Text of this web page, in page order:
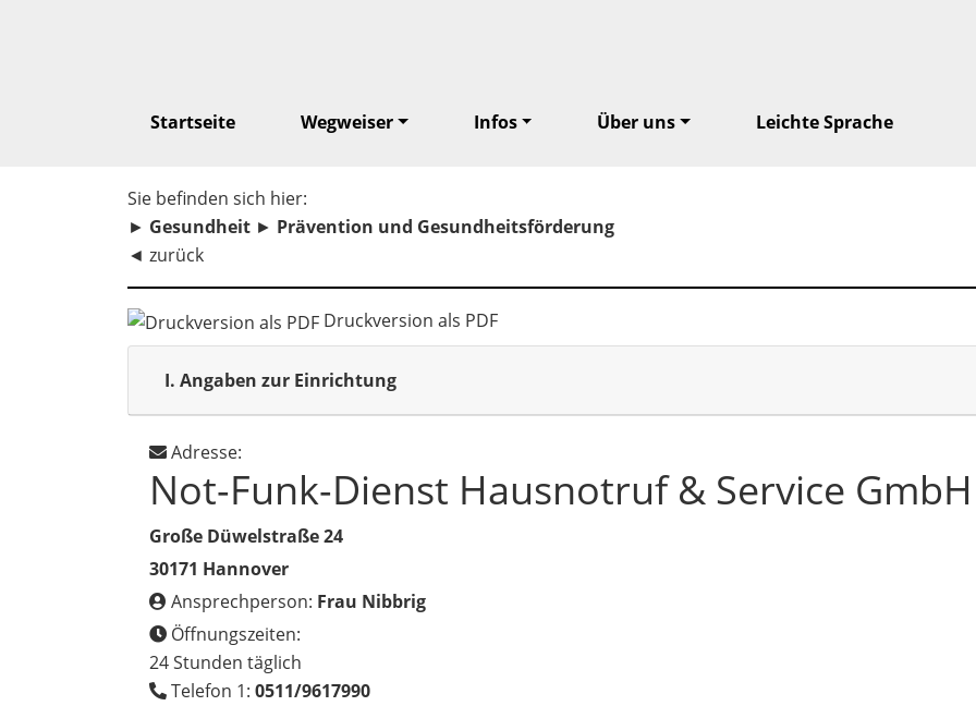
Startseite Wegweiser Infos Über uns Leichte Sprache
Sie befinden sich hier:
► Gesundheit ► Prävention und Gesundheitsförderung
◄ zurück
Druckversion als PDF
I. Angaben zur Einrichtung
Adresse:
Not-Funk-Dienst Hausnotruf & Service GmbH
Große Düwelstraße 24
30171 Hannover
Ansprechperson: Frau Nibbrig
Öffnungszeiten:
24 Stunden täglich
Telefon 1: 0511/9617990